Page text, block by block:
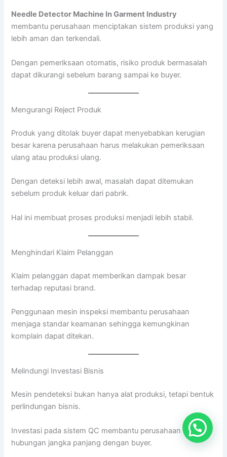
Needle Detector Machine In Garment Industry
membantu perusahaan menciptakan sistem produksi yang
lebih aman dan terkendali.
Dengan pemeriksaan otomatis, risiko produk bermasalah
dapat dikurangi sebelum barang sampai ke buyer.
Mengurangi Reject Produk
Produk yang ditolak buyer dapat menyebabkan kerugian
besar karena perusahaan harus melakukan pemeriksaan
ulang atau produksi ulang.
Dengan deteksi lebih awal, masalah dapat ditemukan
sebelum produk keluar dari pabrik.
Hal ini membuat proses produksi menjadi lebih stabil.
Menghindari Klaim Pelanggan
Klaim pelanggan dapat memberikan dampak besar
terhadap reputasi brand.
Penggunaan mesin inspeksi membantu perusahaan
menjaga standar keamanan sehingga kemungkinan
komplain dapat ditekan.
Melindungi Investasi Bisnis
Mesin pendeteksi bukan hanya alat produksi, tetapi bentuk
perlindungan bisnis.
Investasi pada sistem QC membantu perusahaan menjaga
hubungan jangka panjang dengan buyer.